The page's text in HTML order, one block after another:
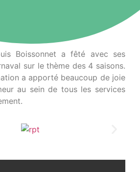
Boissonnet a fêté avec ses
sur le thème des 4 saisons.
a apporté beaucoup de joie
au sein de tous les services